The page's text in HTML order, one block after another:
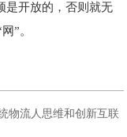
是开放的，否则就无
”。
物流人思维和创新互联